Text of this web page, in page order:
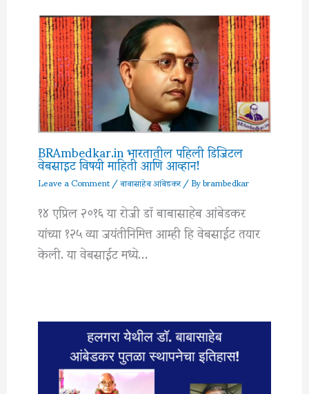
BRAmbedkar.in भारतातील पहिली डिजिटल
वेबसाइट विषयी माहिती आणि आव्हान!
Leave a Comment/बाबासाहेब आंबेडकर/ Bybrambedkar
१४ एप्रिल २०१६ या रोजी डॉ बाबासाहेब आंबेडकर
यांच्या १२५ व्या जयंतीनिमित्त आम्ही हि वेबसाईट तयार
केली. या वेबसाईट मध्ये…